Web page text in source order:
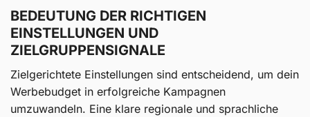
BEDEUTUNG DER RICHTIGEN
EINSTELLUNGEN UND
ZIELGRUPPENSIGNALE
Zielgerichtete Einstellungen sind entscheidend, um dein
Werbebudget in erfolgreiche Kampagnen
umzuwandeln. Eine klare regionale und sprachliche